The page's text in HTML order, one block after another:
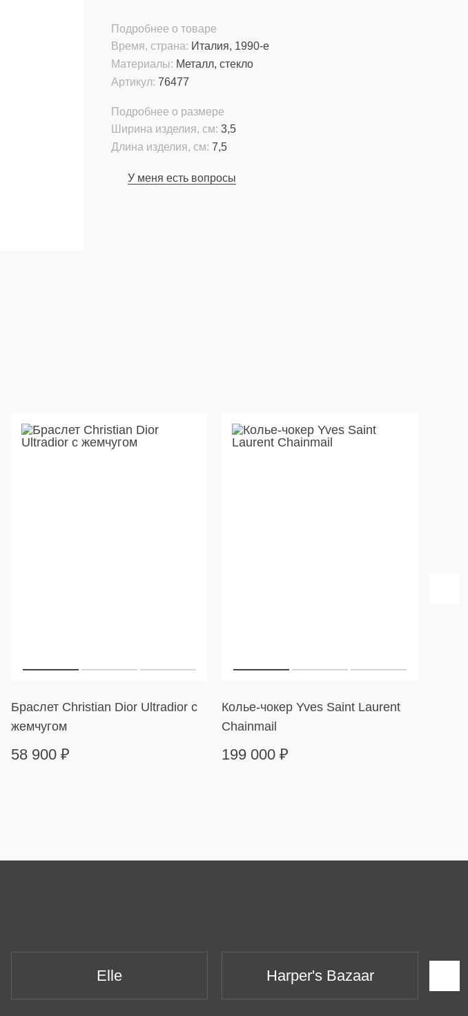
Подробнее о товаре
Материалы: Металл, стекло
Время, страна: Италия, 1990-е
Артикул: 76477
Подробнее о размере
Длина изделия, см: 7,5
Ширина изделия, см: 3,5
У меня есть вопросы
Браслет Christian Dior Ultradior с
жемчугом
58 900 ₽
Колье-чокер Yves Saint Laurent
Chainmail
199 000 ₽
Elle Harper's Bazaar